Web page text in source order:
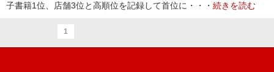
子書籍1位、店舗3位と高順位を記録して首位に・・・ 続きを読む
1